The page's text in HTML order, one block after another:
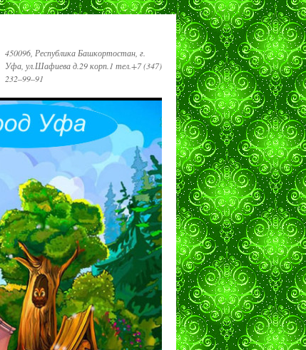
450096, Республика Башкортостан, г.
Уфа, ул.Шафиева д.29 корп.1 тел.+7 (347)
232‒99‒91